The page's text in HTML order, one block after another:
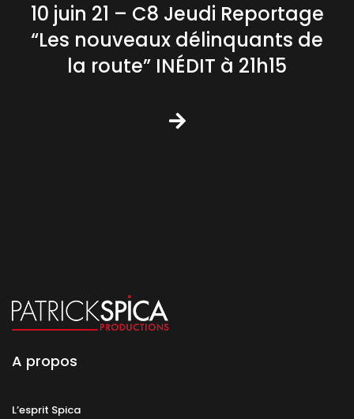
10 juin 21 – C8 Jeudi Reportage
“Les nouveaux délinquants de
la route” INÉDIT à 21h15
A propos
L’esprit Spica